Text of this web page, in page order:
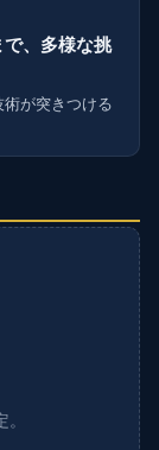
、多様な挑
が突きつける